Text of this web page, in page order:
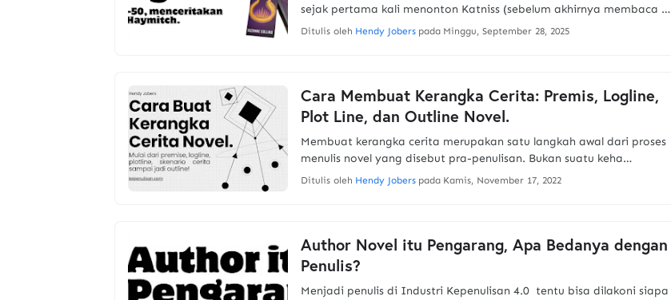
sejak pertama kali menonton Katniss (sebelum akhirnya membaca …
Ditulis oleh Hendy Jobers pada Minggu, September 28, 2025
Cara Membuat Kerangka Cerita: Premis, Logline,
Plot Line, dan Outline Novel.
Membuat kerangka cerita merupakan satu langkah awal dari proses
menulis novel yang disebut pra-penulisan. Bukan suatu keha…
Ditulis oleh Hendy Jobers pada Kamis, November 17, 2022
Author Novel itu Pengarang, Apa Bedanya dengan
Penulis?
Menjadi penulis di Industri Kepenulisan 4.0 tentu bisa dilakoni siapa